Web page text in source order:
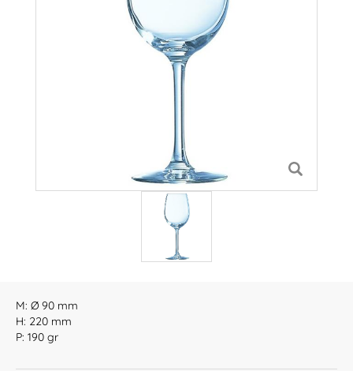
M: Ø 90 mm
H: 220 mm
P: 190 gr